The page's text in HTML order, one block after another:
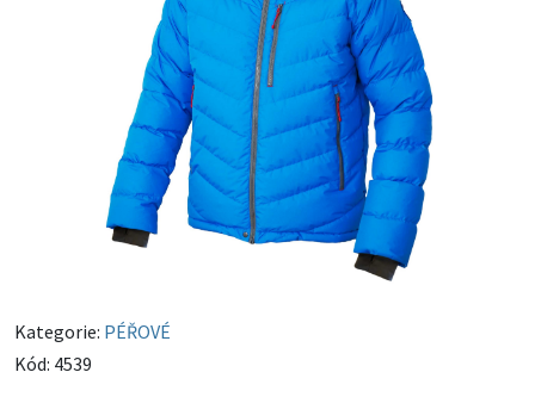
Kategorie: PÉŘOVÉ
Kód: 4539